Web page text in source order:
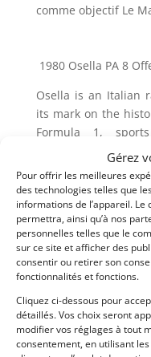
Gérez
Pour offrir les meilleures
des technologies telles que
informations de l’appareil.
permettra, ainsi qu’à nos
personnelles telles que le
sur ce site et afficher des
consentir ou retirer son
fonctionnalités et fonctions.
Cliquez ci-dessous pour
détaillés. Vos choix seront
modifier vos réglages à tout
consentement, en utilisant
comme objectif Le
1980 Osella PA 8
Osella is an Italian
its mark on the
Formula 1,
championships.
company started
into the production
Osella’s beginnings
Enzo Osella
industry by
brand renowned for
After gaining solid
found his own
initial objective